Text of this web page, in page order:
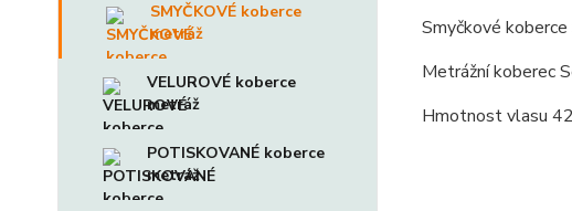
SMYČKOVÉ koberce
metráž
VELUROVÉ koberce
metráž
POTISKOVANÉ koberce
metráž
Smyčkové
Metrážní koberec
Hmotnost vlasu